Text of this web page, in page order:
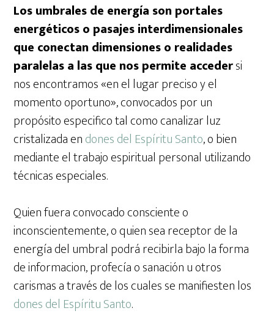
Los umbrales de energía son portales
energéticos o pasajes interdimensionales
que conectan dimensiones o realidades
paralelas a las que nos permite accedersi
nos encontramos «en el lugar preciso y el
momento oportuno», convocados por un
propósito especifico tal como canalizar luz
cristalizada endones del Espíritu Santo, o bien
mediante el trabajo espiritual personal utilizando
técnicas especiales.
Quien fuera convocado consciente o
inconscientemente, o quien sea receptor de la
energía del umbral podrá recibirla bajo la forma
de informacion, profecía o sanación u otros
carismas a través de los cuales se manifiesten los
dones del Espíritu Santo.